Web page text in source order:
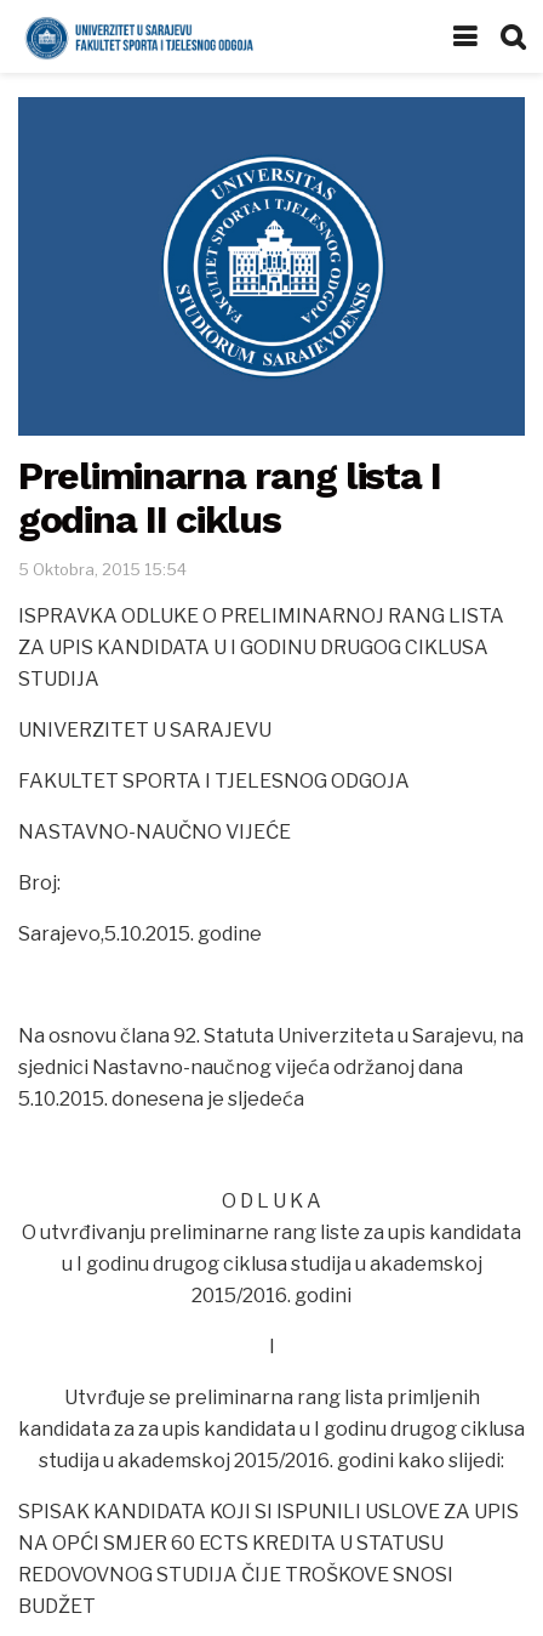
Preliminarna rang lista I
godina II ciklus
5 Oktobra, 2015 15:54
ISPRAVKA ODLUKE O PRELIMINARNOJ RANG LISTA
ZA UPIS KANDIDATA U I GODINU DRUGOG CIKLUSA
STUDIJA
UNIVERZITET U SARAJEVU
FAKULTET SPORTA I TJELESNOG ODGOJA
NASTAVNO-NAUČNO VIJEĆE
Broj:
Sarajevo,5.10.2015. godine
Na osnovu člana 92. Statuta Univerziteta u Sarajevu, na
sjednici Nastavno-naučnog vijeća održanoj dana
5.10.2015. donesena je sljedeća
O D L U K A
O utvrđivanju preliminarne rang liste za upis kandidata
u I godinu drugog ciklusa studija u akademskoj
2015/2016. godini
Utvrđuje se preliminarna rang lista primljenih
kandidata za za upis kandidata u I godinu drugog ciklusa
studija u akademskoj 2015/2016. godini kako slijedi:
SPISAK KANDIDATA KOJI SI ISPUNILI USLOVE ZA UPIS
NA OPĆI SMJER 60 ECTS KREDITA U STATUSU
REDOVOVNOG STUDIJA ČIJE TROŠKOVE SNOSI
BUDŽET